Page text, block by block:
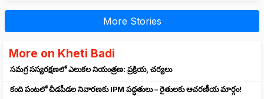
More Stories
More on Kheti Badi
సమగ్ర సస్యరక్షణలో ఎలుకల నియంత్రణ: ప్రక్రియ, చర్యలు
కంది పంటలో చీడపీడల నివారణకు IPM పద్ధతులు – రైతులకు ఆచరణీయ మార్గం!